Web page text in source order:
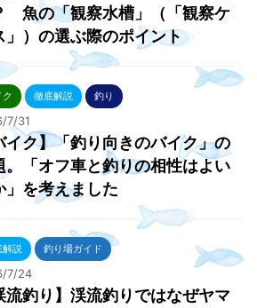
魚の「観察水槽」（「観察ケ
」）の選ぶ際のポイント
徹底解説 釣り
7/31
イク】「釣り向きのバイク」の
。「オフ車と釣りの相性はよい
」を考えました
解説 釣り場ガイド
7/24
流釣り】渓流釣りではなぜヤマ